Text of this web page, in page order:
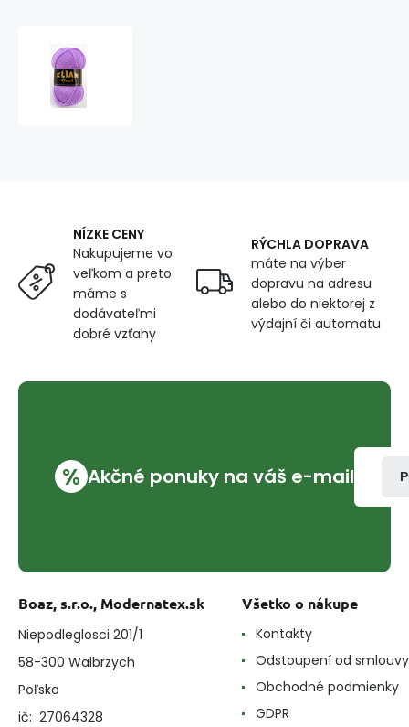
NÍZKE CENY
Nakupujeme vo
veľkom a preto
máme s
dodávateľmi
dobré vzťahy
RÝCHLA DOPRAVA
máte na výber
dopravu na adresu
alebo do niektorej z
výdajní či automatu
% Akčné ponuky na váš e-mail
Boaz, s.r.o., Modernatex.sk
Niepodleglosci 201/1
58-300 Walbrzych
Poľsko
ič: 27064328
Všetko o nákupe
Kontakty
Odstoupení od smlouvy
Obchodné podmienky
GDPR